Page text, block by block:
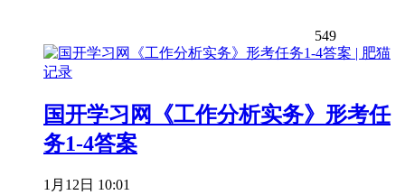
549
国开学习网《工作分析实务》形考任
务1-4答案
1月12日 10:01